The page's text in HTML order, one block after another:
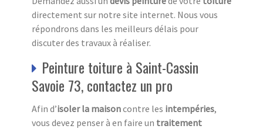
directement sur notre site internet. Nous vous
répondrons dans les meilleurs délais pour
discuter des travaux à réaliser.
Peinture toiture à Saint-Cassin
Savoie 73, contactez un pro
Afin d’isoler la maisoncontre les intempéries,
vous devez penser à en faire un traitement